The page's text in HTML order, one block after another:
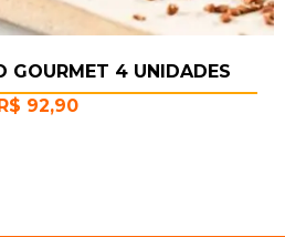
GOURMET 4 UNIDADES
92,90